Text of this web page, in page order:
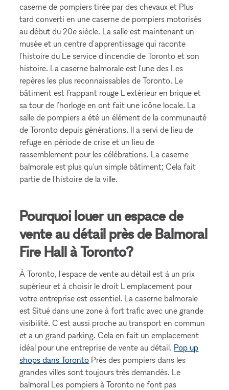
caserne de pompiers tirée par des chevaux et Plus
tard converti en une caserne de pompiers motorisés
au début du 20e siècle. La salle est maintenant un
musée et un centre d'apprentissage qui raconte
l'histoire du Le service d'incendie de Toronto et son
histoire. La caserne balmorale est l'une des Les
repères les plus reconnaissables de Toronto. Le
bâtiment est frappant rouge L'extérieur en brique et
sa tour de l'horloge en ont fait une icône locale. La
salle de pompiers a été un élément de la communauté
de Toronto depuis générations. Il a servi de lieu de
refuge en période de crise et un lieu de
rassemblement pour les célébrations. La caserne
balmorale est plus qu'un simple bâtiment; Cela fait
partie de l'histoire de la ville.
Pourquoi louer un espace de
vente au détail près de Balmoral
Fire Hall à Toronto?
À Toronto, l'espace de vente au détail est à un prix
supérieur et à choisir le droit L'emplacement pour
votre entreprise est essentiel. La caserne balmorale
est Situé dans une zone à fort trafic avec une grande
visibilité. C'est aussi proche au transport en commun
et a un grand parking. Cela en fait un emplacement
idéal pour une entreprise de vente au détail. Pop up
shops dans Toronto Près des pompiers dans les
grandes villes sont toujours très demandés. Le
balmoral Les pompiers à Toronto ne font pas